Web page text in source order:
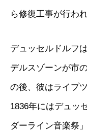
ら修復工事が行わ
デュッセルドルフ
デルスゾーンが市
の後、彼はライプ
1836年にはデュッ
ダーライン音楽祭